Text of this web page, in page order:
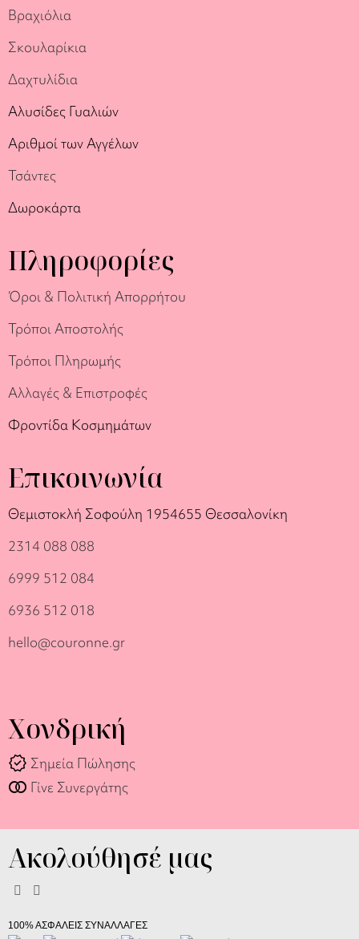
Βραχιόλια
Σκουλαρίκια
Δαχτυλίδια
Αλυσίδες Γυαλιών
Αριθμοί των Αγγέλων
Τσάντες
Δωροκάρτα
Πληροφορίες
Όροι & Πολιτική Απορρήτου
Τρόποι Αποστολής
Τρόποι Πληρωμής
Αλλαγές & Επιστροφές
Φροντίδα Κοσμημάτων
Επικοινωνία
Θεμιστοκλή Σοφούλη 1954655 Θεσσαλονίκη
2314 088 088
6999 512 084
6936 512 018
hello@couronne.gr
Χονδρική
verified Σημεία Πώλησης
join_full Γίνε Συνεργάτης
Ακολούθησέ μας
100% ΑΣΦΑΛΕΙΣ ΣΥΝΑΛΛΑΓΕΣ